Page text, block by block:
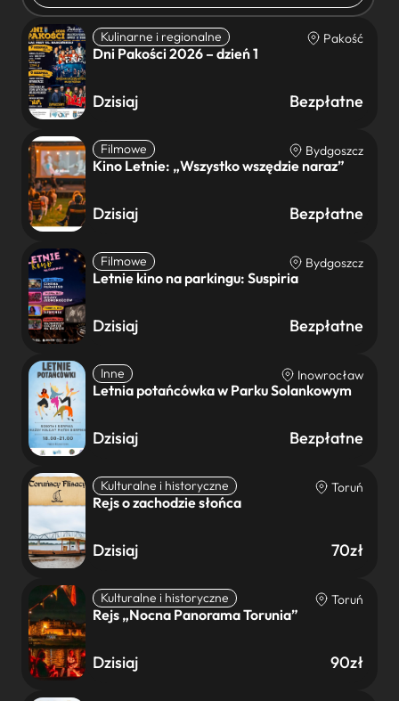
Kulinarne i regionalne Pakość
Dni Pakości 2026 – dzień 1
Dzisiaj Bezpłatne
Filmowe Bydgoszcz
Kino Letnie: „Wszystko wszędzie naraz”
Dzisiaj Bezpłatne
Filmowe Bydgoszcz
Letnie kino na parkingu: Suspiria
Dzisiaj Bezpłatne
Inne Inowrocław
Letnia potańcówka w Parku Solankowym
Dzisiaj Bezpłatne
Kulturalne i historyczne Toruń
Rejs o zachodzie słońca
Dzisiaj 70zł
Kulturalne i historyczne Toruń
Rejs „Nocna Panorama Torunia”
Dzisiaj 90zł